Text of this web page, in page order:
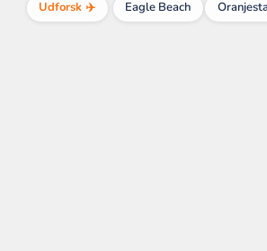
Udforsk ✈️ Eagle Beach